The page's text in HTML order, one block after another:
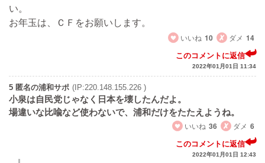
い。
お年玉は、ＣＦをお願いします。
いいね 10 ダメ 14
このコメントに返信
2022年01月01日 11:34
5 匿名の浦和サポ (IP:220.148.155.226 )
小泉は自民党じゃなく日本を壊したんだよ。
場違いな比喩など使わないで、浦和だけをたたえようね。
いいね 36 ダメ 6
このコメントに返信
2022年01月01日 12:43